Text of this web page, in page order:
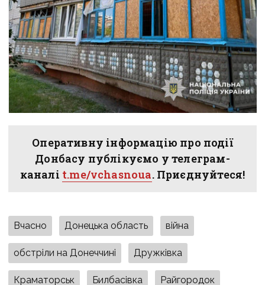
Оперативну інформацію про події
Донбасу публікуємо у телеграм-
каналі t.me/vchasnoua. Приєднуйтеся!
Вчасно Донецька область війна
обстріли на Донеччині Дружківка
Краматорськ Билбасівка Райгородок